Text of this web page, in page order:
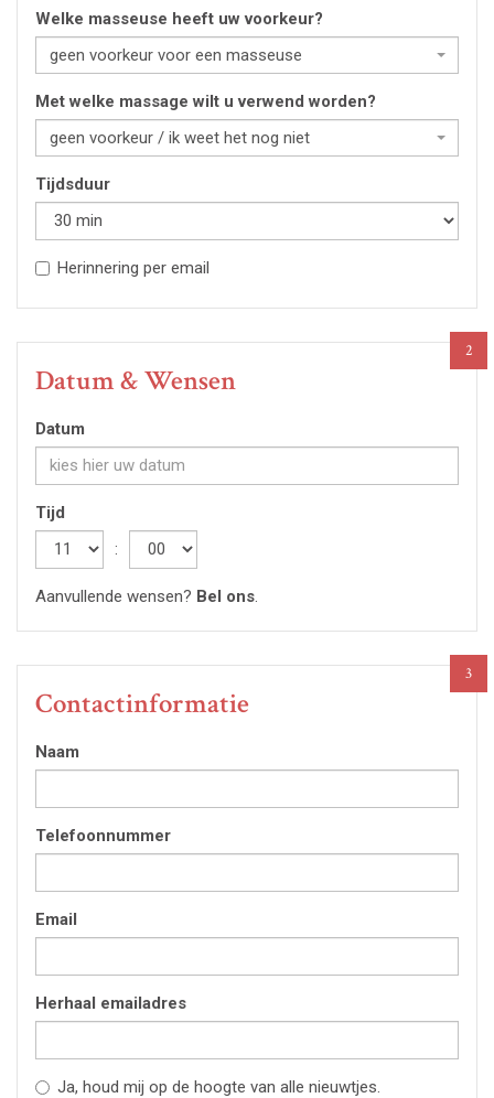
Welke masseuse heeft uw voorkeur?
geen voorkeur voor een masseuse
Met welke massage wilt u verwend worden?
geen voorkeur / ik weet het nog niet
Tijdsduur
Herinnering per email
2
Datum & Wensen
Datum
Tijd
Hour
:
Aanvullende wensen? Bel ons
3
Contactinformatie
Naam
Telefoonnummer
Email
Herhaal emailadres
Ja, houd mij op de hoogte van alle nieuwtjes.